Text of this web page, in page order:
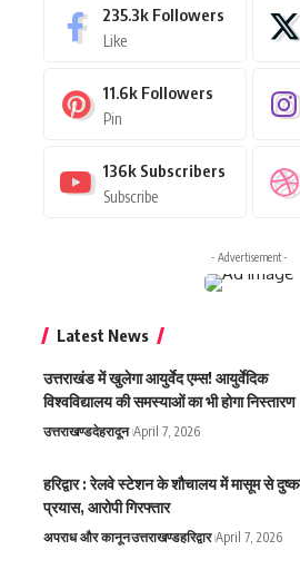
235.3k Followers
Like
11.6k Followers
Pin
136k Subscribers
Subscribe
- Advertisement -
Latest News
उत्तराखंड में खुलेगा आयुर्वेद एम्स! आयुर्वेदिक
विश्वविद्यालय की समस्याओं का भी होगा निस्तारण
उत्तराखण्डदेहरादून April 7, 2026
हरिद्वार : रेलवे स्टेशन के शौचालय में मासूम से
प्रयास, आरोपी गिरफ्तार
अपराध और कानूनउत्तराखण्डहरिद्वार April 7, 2026